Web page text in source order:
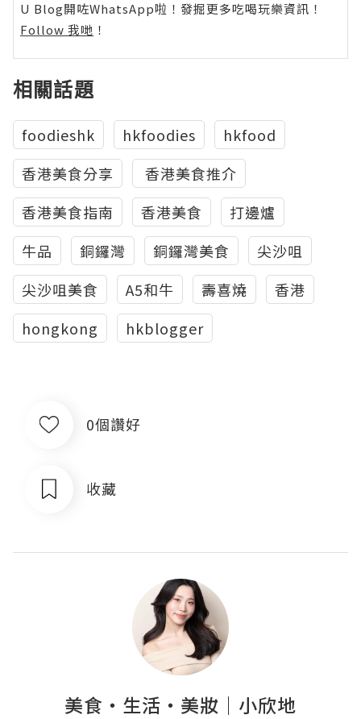
U Blog開咗WhatsApp啦！發掘更多吃喝玩樂資訊！
Follow 我哋 ！
相關話題
foodieshk hkfoodies
hkfood
香港美食分享
香港美食推介
香港美食指南
香港美食
打邊爐
牛品
銅鑼灣 銅鑼灣美食
尖沙咀
尖沙咀美食
A5和牛 壽喜燒
香港
hongkong
hkblogger
0個讚好
收藏
美食‧生活‧美妝｜小欣地